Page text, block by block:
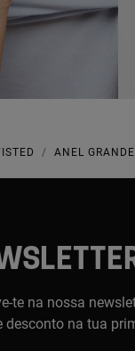
ANEL
te na nossa
desconto na tua